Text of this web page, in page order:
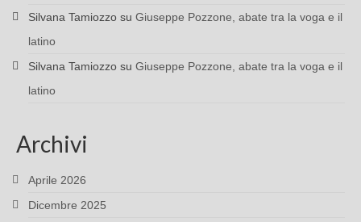
Silvana Tamiozzo su Giuseppe Pozzone, abate tra la voga e il
latino
Silvana Tamiozzo su Giuseppe Pozzone, abate tra la voga e il
latino
Archivi
Aprile 2026
Dicembre 2025